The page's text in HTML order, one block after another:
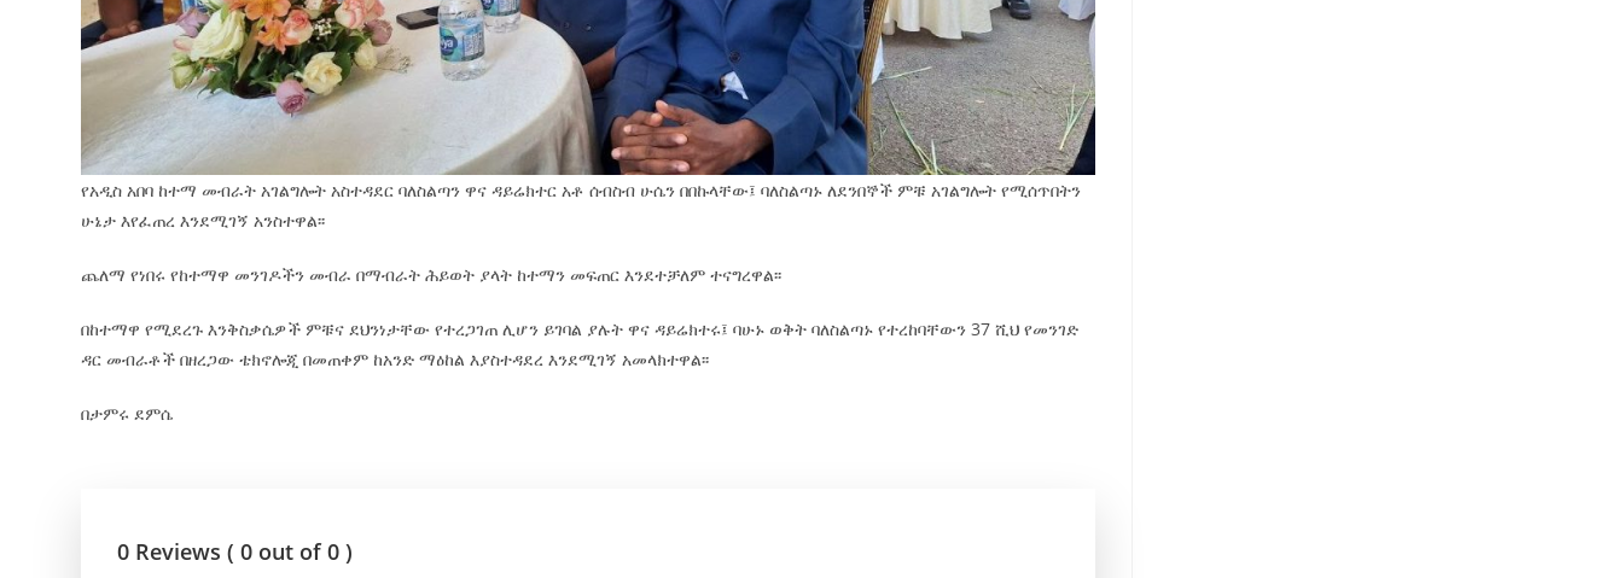
የአዲስ አበባ ከተማ መብራት አገልግሎት አስተዳደር ባለስልጣን ዋና ዳይሬክተር አቶ ሰብስብ ሁሴን በበኩላቸው፤ ባለስልጣኑ ለደንበኞች ምቹ አገልግሎት የሚሰጥበትን
ሁኔታ እየፈጠረ እንደሚገኝ አንስተዋል፡፡
ጨለማ የነበሩ የከተማዋ መንገዶችን መብራ በማብራት ሕይወት ያላት ከተማን መፍጠር እንደተቻለም ተናግረዋል፡፡
በከተማዋ የሚደረጉ እንቅስቃሴዎች ምቹና ደህንነታቸው የተረጋገጠ ሊሆን ይገባል ያሉት ዋና ዳይሬክተሩ፤ ባሁኑ ወቅት ባለስልጣኑ የተረከባቸውን 37 ሺህ የመንገድ
ዳር መብራቶች በዘረጋው ቴክኖሎጂ በመጠቀም ከአንድ ማዕከል እያስተዳደረ እንደሚገኝ አመላክተዋል፡፡
በታምሩ ደምሴ
0 Reviews ( 0 out of 0 )